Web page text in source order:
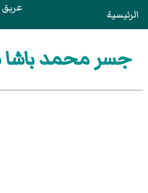
الرئيسية عريق
جسر محمد باشا